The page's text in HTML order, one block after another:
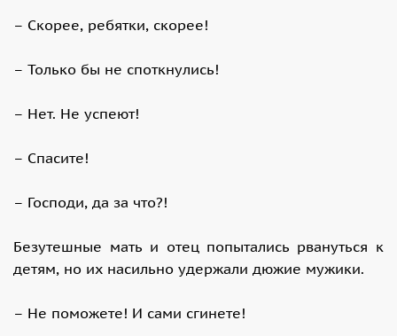
– Скорее, ребятки, скорее!
– Только бы не споткнулись!
– Нет. Не успеют!
– Спасите!
– Господи, да за что?!
Безутешные мать и отец попытались рвануться к
детям, но их насильно удержали дюжие мужики.
– Не поможете! И сами сгинете!